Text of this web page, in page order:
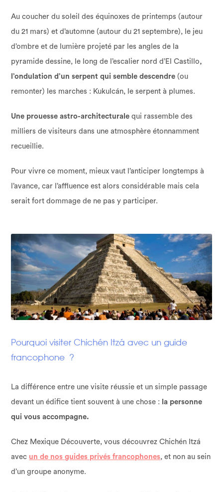
Au coucher du soleil des équinoxes de printemps (autour
du 21 mars) et d’automne (autour du 21 septembre), le jeu
d’ombre et de lumière projeté par les angles de la
pyramide dessine, le long de l’escalier nord d’El Castillo,
l’ondulation d’un serpent qui semble descendre (ou
remonter) les marches : Kukulcán, le serpent à plumes.
Une prouesse astro-architecturale qui rassemble des
milliers de visiteurs dans une atmosphère étonnamment
recueillie.
Pour vivre ce moment, mieux vaut l’anticiper longtemps à
l’avance, car l’affluence est alors considérable mais cela
serait fort dommage de ne pas y participer.
Pourquoi visiter Chichén Itzá avec un guide
francophone ?
La différence entre une visite réussie et un simple passage
devant un édifice tient souvent à une chose : la personne
qui vous accompagne.
Chez Mexique Découverte, vous découvrez Chichén Itzá
avec un de nos guides privés francophones, et non au sein
d’un groupe anonyme.